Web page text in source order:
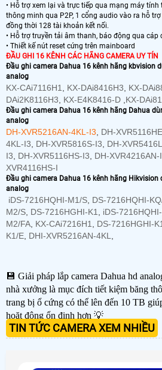
• Hỗ trợ xem lại và trực tiếp qua mạng máy
thông minh qua P2P, 1 cổng audio vào ra hỗ
đồng thời 128 tài khoản kết nối.
• Hỗ trợ truyền tải âm thanh, báo động qua cáp
• Thiết kế nút reset cứng trên mainboard
ĐẦU GHI 16 KÊNH CÁC HÃNG CAMERA UY TÍN
Đầu ghi camera Dahua 16 kênh hãng kbvision
analog
KX-CAi7116H1 KX-DAi8416H3 KX-
DAi2K8116H3
KX-E4K8416-D KX-
Đầu ghi camera Dahua 16 kênh hãng Dahua
analog
DH-XVR5216AN-4KL-I3 DH-
4KL-I3
DH-XVR5816S-I3 DH-
I3
DH-XVR5116HS-I3 DH-XVR4216AN-I
XVR4116HS-I
Đầu ghi camera Dahua 16 kênh hãng Hikvision
analog
iDS-7216HQHI-M1/S DS-7216HQHI-
M2/S DS-7216HGHI-K1 iDS-
M2/FA KX-CAi7216H1 DS-7216HGHI-
K1/E DHI-XVR5216AN-4KL
💾 Giải pháp lắp camera Dahua hd
nhà xưởng là mục đích tiết kiệm băng
trang bị ổ cứng có thể lên đến 10 TB
hoặt động ổn định hơn 💡
TIN TỨC CAMERA XEM NHIỀU